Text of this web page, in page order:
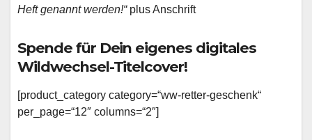
Heft genannt werden!“plus Anschrift
Spende für Dein eigenes digitales
Wildwechsel-Titelcover!
[product_category category=“ww-retter-geschenk“
per_page=“12″ columns=“2″]